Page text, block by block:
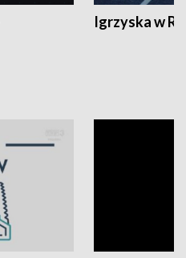
Igrzyska w